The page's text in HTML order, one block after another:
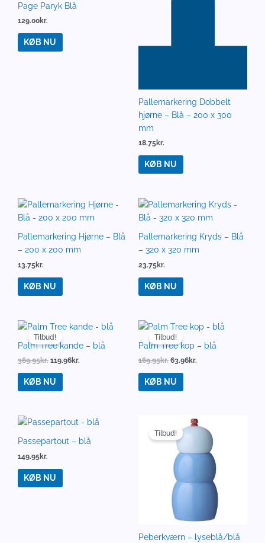
Page Paryk Blå
129.00kr.
KØB NU
Pallemarkering Dobbelt
hjørne – Blå – 200 x 300
mm
18.75kr.
KØB NU
Pallemarkering Hjørne – Blå
– 200 x 200 mm
13.75kr.
KØB NU
Pallemarkering Kryds – Blå
– 320 x 320 mm
23.75kr.
KØB NU
Tilbud!
Palm Tree kande – blå
369.95kr.
Den
oprindelige
pris
369.95kr..
119.96kr.
Den
pris
KØB NU
Tilbud!
Palm Tree kop – blå
169.95kr.
Den
oprindelige
pris
169.95kr..
63.96kr.
Den
aktuelle
pris
KØB NU
Passepartout – blå
149.95kr.
KØB NU
Tilbud!
Peberkværn – lyseblå/blå
oprindelige
pris
var:
129.95kr..
Den
aktuelle
72.78kr..